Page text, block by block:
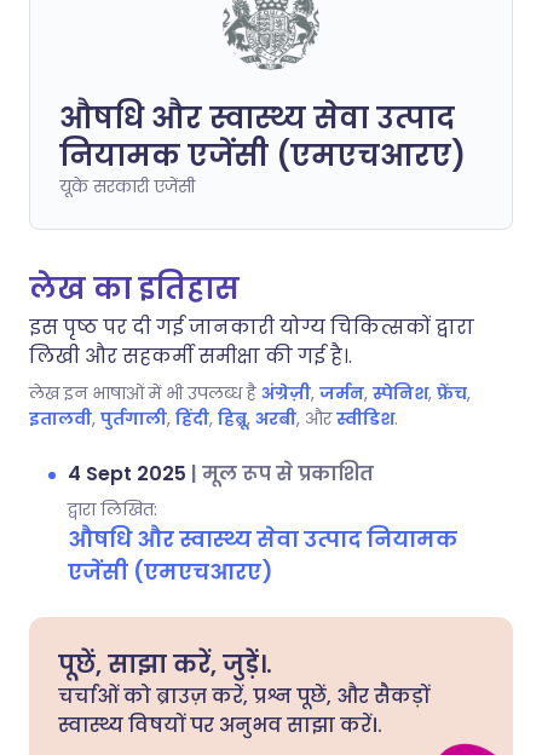
औषधि और स्वास्थ्य सेवा उत्पाद
नियामक एजेंसी (एमएचआरए)
यूके सरकारी एजेंसी
लेख का इतिहास
इस पृष्ठ पर दी गई जानकारी योग्य चिकित्सकों द्वारा
लिखी और सहकर्मी समीक्षा की गई है।.
लेख इन भाषाओं में भी उपलब्ध है अंग्रेज़ी, जर्मन, स्पेनिश, फ्रेंच,
इतालवी, पुर्तगाली, हिंदी, हिब्रू, अरबी, औरस्वीडिश.
4 Sept 2025 | मूल रूप से प्रकाशित
द्वारा लिखित:
औषधि और स्वास्थ्य सेवा उत्पाद नियामक
एजेंसी (एमएचआरए)
पूछें, साझा करें, जुड़ें।.
चर्चाओं को ब्राउज़ करें, प्रश्न पूछें, और सैकड़ों
स्वास्थ्य विषयों पर अनुभव साझा करें।.